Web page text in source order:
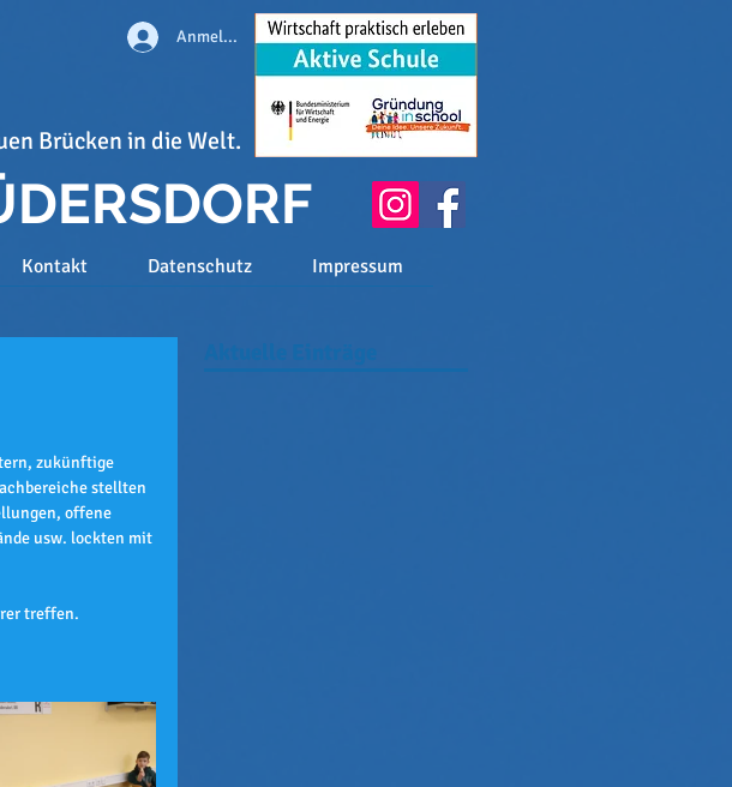
Anmelden
Brücken in die Welt.
Kontakt Datenschutz Impressum
zukünftige
stellten
offene
usw. lockten mit
treffen.